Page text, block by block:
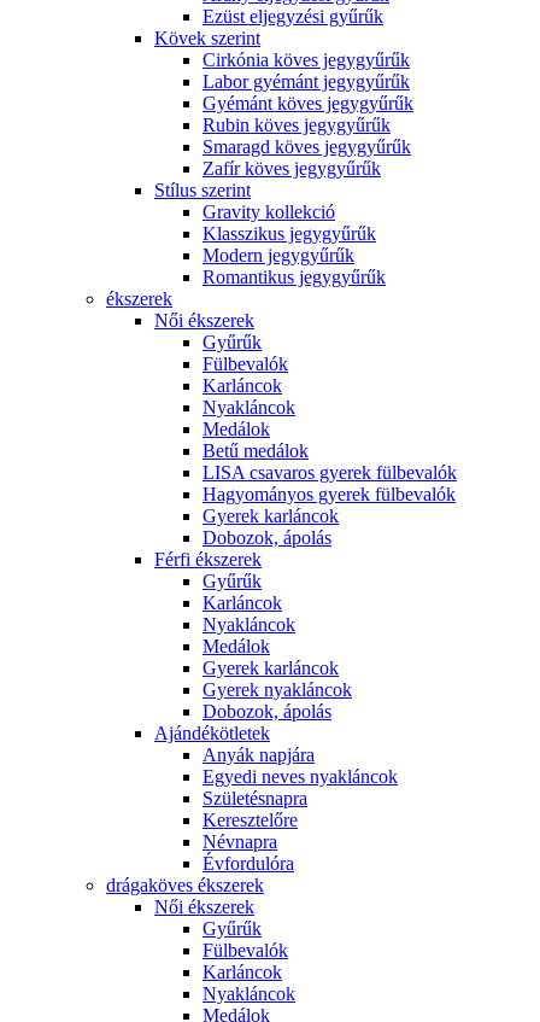
Ezüst eljegyzési gyűrűk
Kövek szerint
Cirkónia köves jegygyűrűk
Labor gyémánt jegygyűrűk
Gyémánt köves jegygyűrűk
Rubin köves jegygyűrűk
Smaragd köves jegygyűrűk
Zafír köves jegygyűrűk
Stílus szerint
Gravity kollekció
Klasszikus jegygyűrűk
Modern jegygyűrűk
Romantikus jegygyűrűk
ékszerek
Női ékszerek
Gyűrűk
Fülbevalók
Karláncok
Nyakláncok
Medálok
Betű medálok
LISA csavaros gyerek fülbevalók
Hagyományos gyerek fülbevalók
Gyerek karláncok
Dobozok, ápolás
Férfi ékszerek
Gyűrűk
Karláncok
Nyakláncok
Medálok
Gyerek karláncok
Gyerek nyakláncok
Dobozok, ápolás
Ajándékötletek
Anyák napjára
Egyedi neves nyakláncok
Születésnapra
Keresztelőre
Névnapra
Évfordulóra
drágaköves ékszerek
Női ékszerek
Gyűrűk
Fülbevalók
Karláncok
Nyakláncok
Medálok